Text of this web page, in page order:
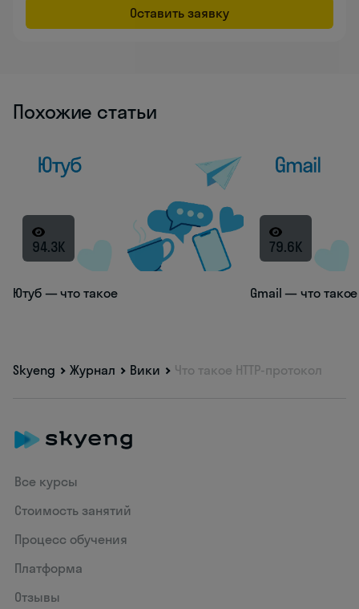
Оставить заявку
Похожие статьи
94.3K
Ютуб — что такое
79.6K
Gmail — что такое
Skyeng Журнал Вики Что такое HTTP-протокол
Все курсы
Стоимость занятий
Процесс обучения
Платформа
Отзывы